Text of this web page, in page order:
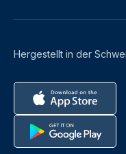
Hergestellt in der